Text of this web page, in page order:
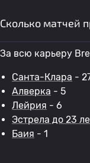
Сколько матчей
За всю карьеру
Санта-Клара -
Алверка - 5
Лейрия - 6
Эстрела до 23
Баия - 1